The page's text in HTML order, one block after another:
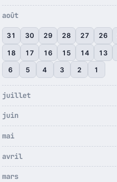
août
31 30 29 28 27 26
18 17 16 15 14 13
6 5 4 3 2 1
juillet
juin
mai
avril
mars